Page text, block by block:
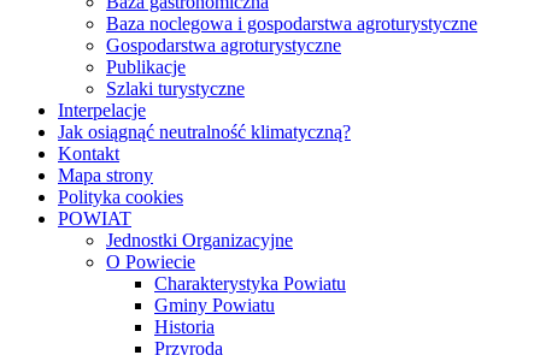
Baza noclegowa i gospodarstwa agroturystyczne
Gospodarstwa agroturystyczne
Publikacje
Szlaki turystyczne
Interpelacje
Jak osiągnąć neutralność klimatyczną?
Kontakt
Mapa strony
Polityka cookies
POWIAT
Jednostki Organizacyjne
O Powiecie
Charakterystyka Powiatu
Gminy Powiatu
Historia
Przyroda